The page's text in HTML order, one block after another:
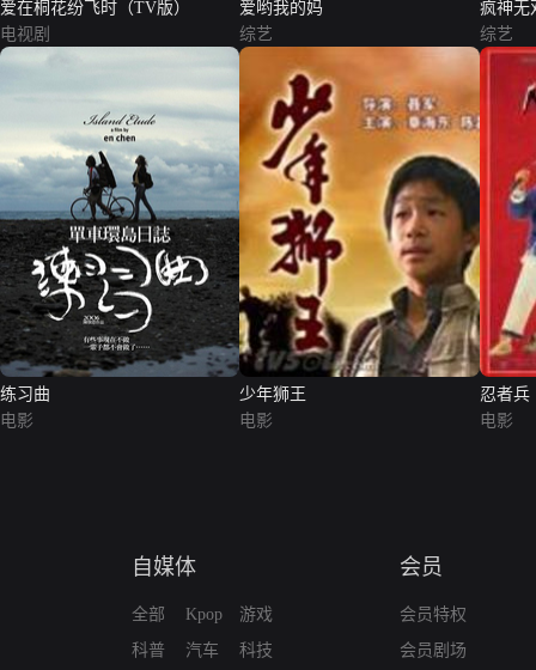
爱在桐花纷飞时（TV版）
电视剧
爱哟我的妈
综艺
疯神无
综艺
练习曲
电影
少年狮王
电影
忍者兵
电影
自媒体
全部
科普
Kpop
汽车
游戏
科技
会员
会员特权
会员剧场